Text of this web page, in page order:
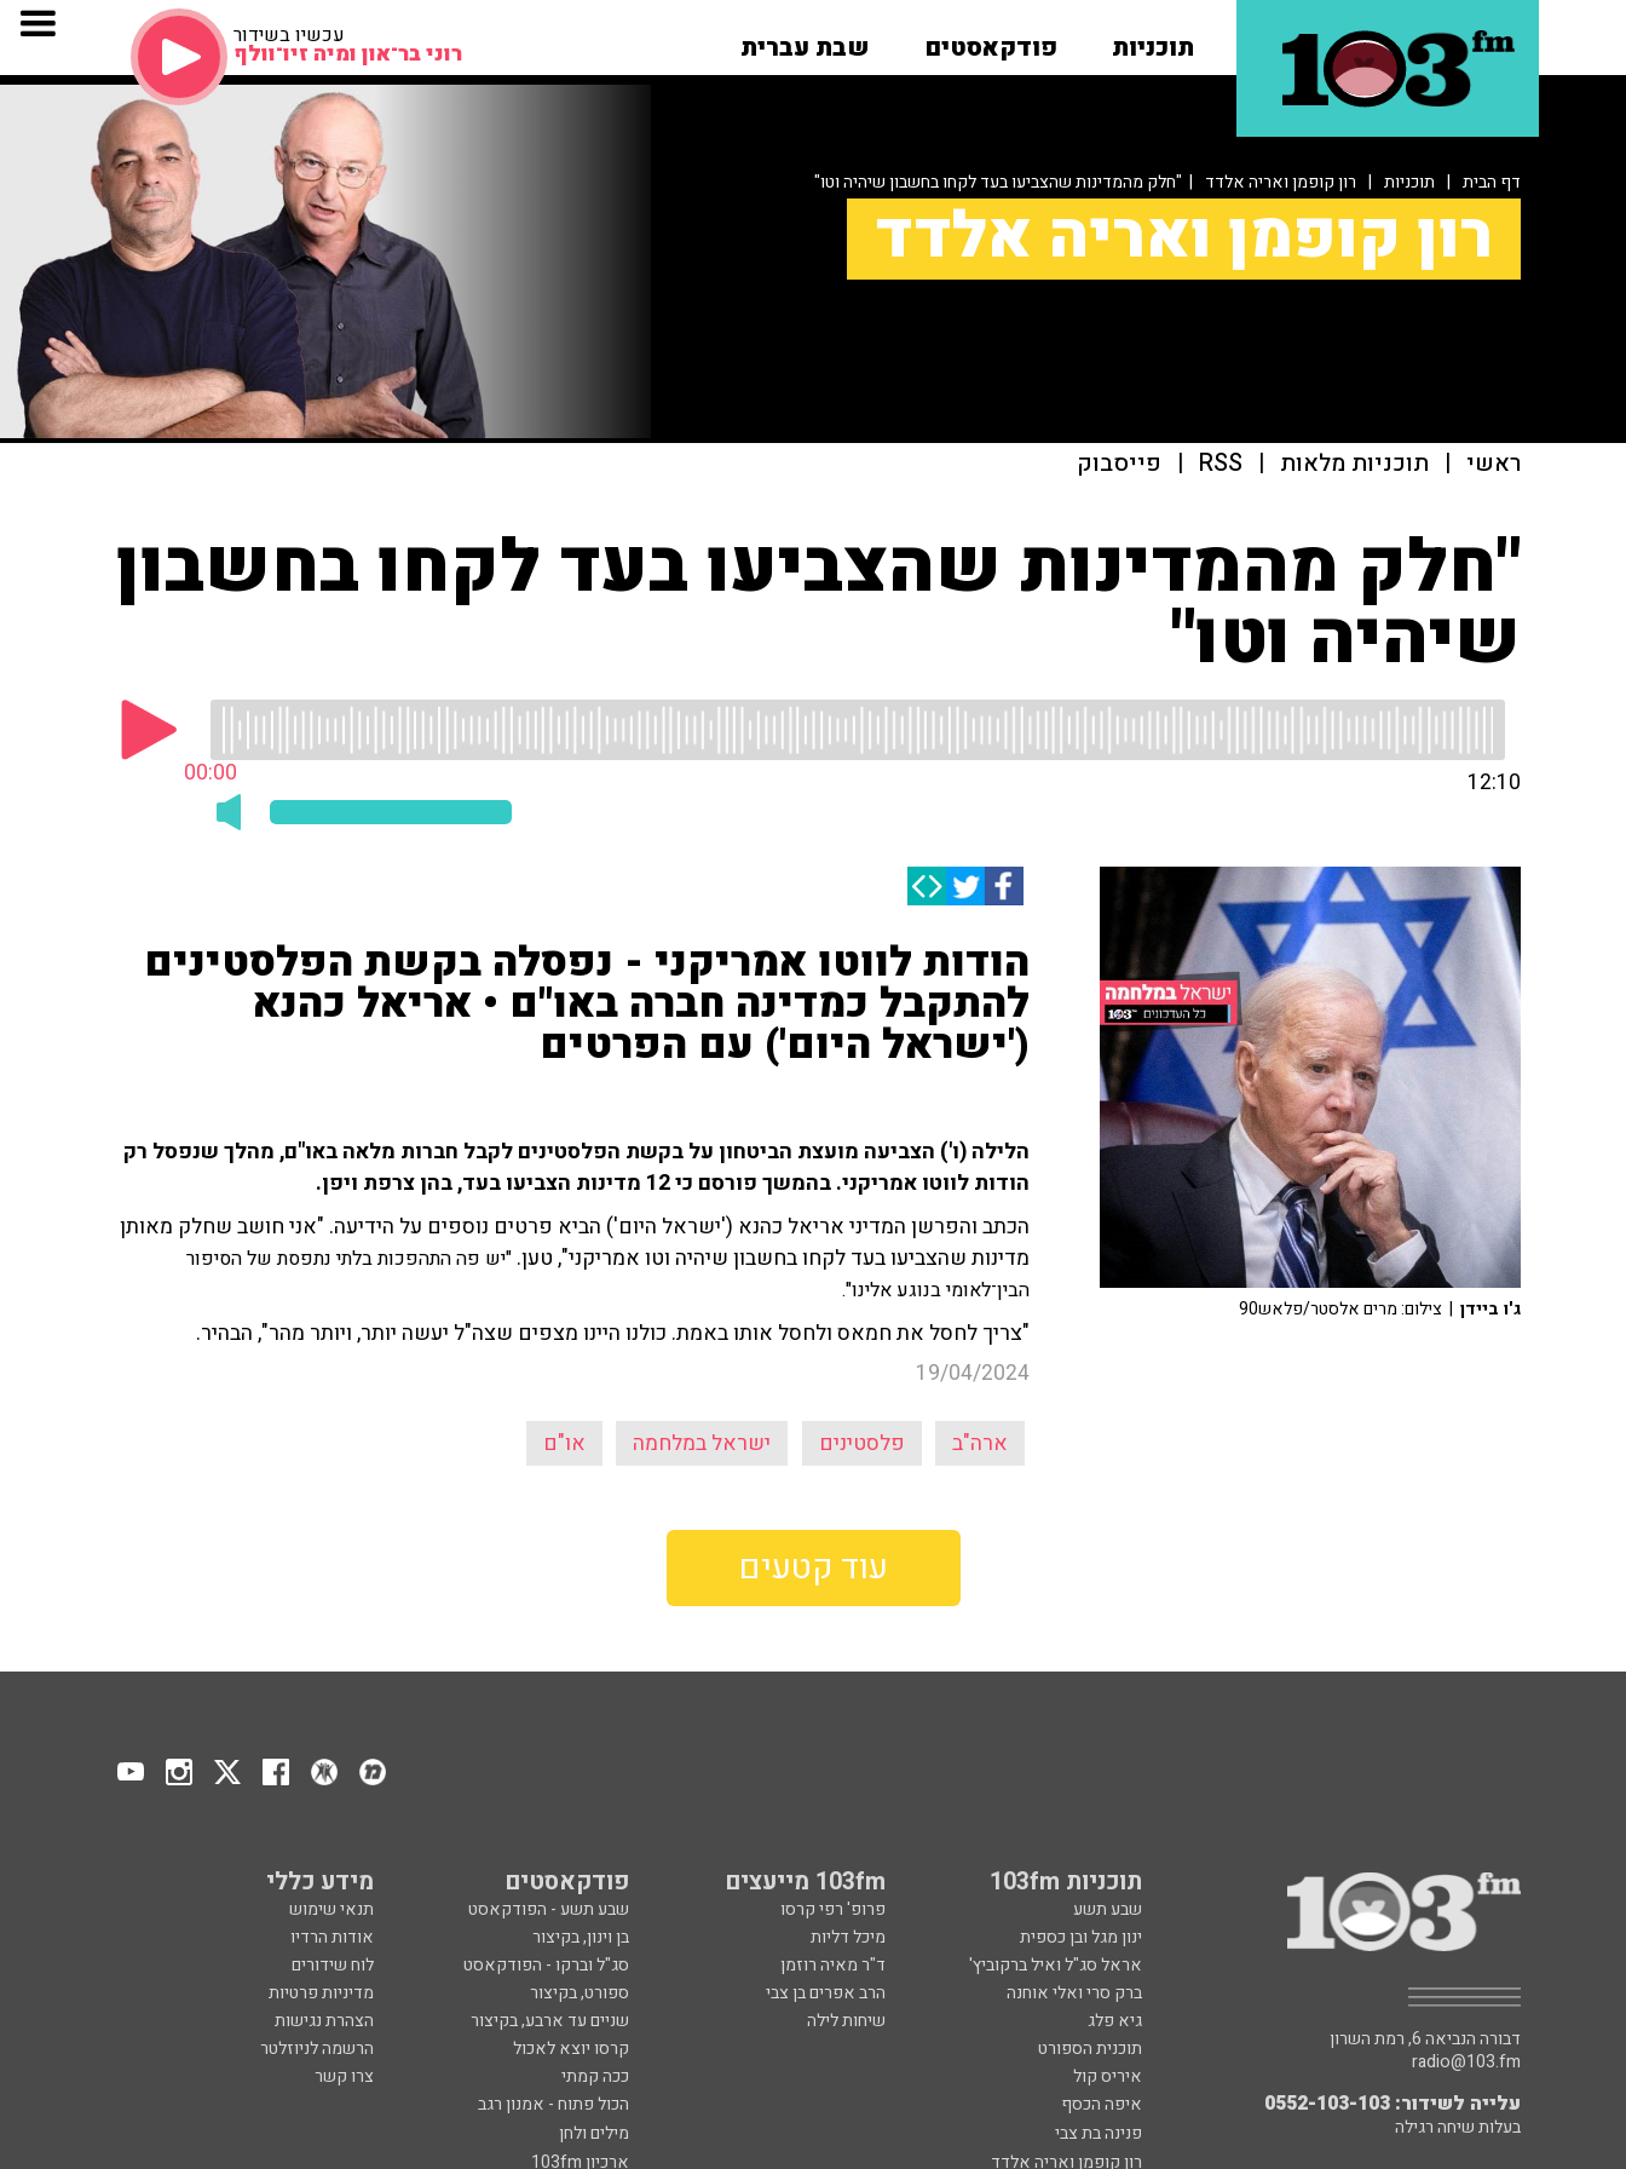
תוכניות פודקאסטים שבת עברית עכשיו בשידור
רוני בר־און ומיה זיו־וולף
דף הבית | תוכניות | רון קופמן ואריה אלדד | "חלק מהמדינות שהצביעו בעד לקחו בחשבון שיהיה וטו"
רון קופמן ואריה אלדד
ראשי | תוכניות מלאות |
RSS
| פייסבוק
"חלק מהמדינות שהצביעו בעד לקחו בחשבון
שיהיה וטו"
00:00 12:10
הודות לווטו אמריקני - נפסלה בקשת הפלסטינים
להתקבל כמדינה חברה באו"ם • אריאל כהנא
('ישראל היום') עם הפרטים
הלילה (ו') הצביעה מועצת הביטחון על בקשת הפלסטינים לקבל חברות מלאה באו"ם, מהלך שנפסל רק
הודות לווטו אמריקני. בהמשך פורסם כי 12 מדינות הצביעו בעד, בהן צרפת ויפן.
הכתב והפרשן המדיני אריאל כהנא ('ישראל היום') הביא פרטים נוספים על הידיעה. "אני חושב שחלק מאותן
מדינות שהצביעו בעד לקחו בחשבון שיהיה וטו אמריקני", טען. "יש פה התהפכות בלתי נתפסת של הסיפור
הבין־לאומי בנוגע אלינו".
"צריך לחסל את חמאס ולחסל אותו באמת. כולנו היינו מצפים שצה"ל יעשה יותר, ויותר מהר", הבהיר.
19/04/2024
ארה"ב פלסטינים ישראל במלחמה או"ם
ג'ו ביידן | צילום: מרים אלסטר/פלאש90
עוד קטעים
תוכניות 103fm 103fm מייעצים פודקאסטים מידע כללי
שבע תשע פרופ' רפי קרסו שבע תשע - הפודקאסט
תנאי שימוש
ינון מגל ובן כספית
מיכל דליות בן וינון, בקיצור
אודות הרדיו
אראל סג"ל ואיל ברקוביץ'
ד"ר מאיה רוזמן סג"ל וברקו - הפודקאסט
לוח שידורים
ברק סרי ואלי אוחנה
הרב אפרים בן צבי ספורט, בקיצור
מדיניות פרטיות
גיא פלג
שיחות לילה שניים עד ארבע, בקיצור
הצהרת נגישות
תוכנית הספורט
קרסו יוצא לאכול
הרשמה לניוזלטר
איריס קול
ככה קמתי
צרו קשר
איפה הכסף
הכול פתוח - אמנון רגב
פנינה בת צבי
מילים ולחן
רון קופמן ואריה אלדד
ארכיון 103fm
דבורה הנביאה 6, רמת השרון
radio@103.fm
עלייה לשידור: 0552-103-103
בעלות שיחה רגילה